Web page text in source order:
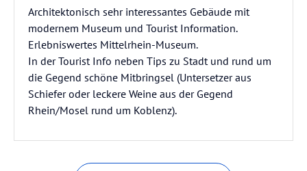
Architektonisch sehr interessantes Gebäude mit
modernem Museum und Tourist Information.
Erlebniswertes Mittelrhein-Museum.
In der Tourist Info neben Tips zu Stadt und rund um
die Gegend schöne Mitbringsel (Untersetzer aus
Schiefer oder leckere Weine aus der Gegend
Rhein/Mosel rund um Koblenz).